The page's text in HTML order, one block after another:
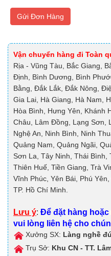
Gửi Đơn Hàng
Vận chuyển hàng đi Toàn
Rịa - Vũng Tàu, Bắc Giang,
Định, Bình Dương, Bình
Bằng, Đắk Lắk, Đắk Nông,
Gia Lai, Hà Giang, Hà Nam,
Hòa Bình, Hưng Yên, Khánh
Châu, Lâm Đồng, Lạng Sơn,
Nghệ An, Ninh Bình, Ninh
Quảng Nam, Quảng Ngãi,
Sơn La, Tây Ninh, Thái
Thiên Huế, Tiền Giang, Trà
Vĩnh Phúc, Yên Bái, Phú
TP. Hồ Chí Minh.
Lưu ý: Để đặt hàng
vui lòng liên hệ cho
Xưởng SX: Làng nghề
Trụ Sở: Khu CN - TT.